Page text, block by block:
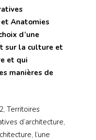
Anatomies
d’une
sur la culture et
et qui
manières de
Territoires
d’architecture,
l’une